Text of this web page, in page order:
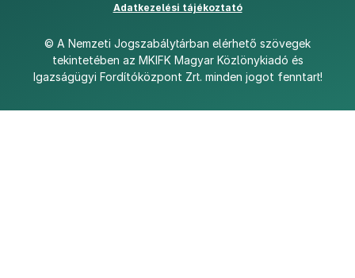
Adatkezelési tájékoztató
© A Nemzeti Jogszabálytárban elérhető szövegek
tekintetében az MKIFK Magyar Közlönykiadó és
Igazságügyi Fordítóközpont Zrt. minden jogot fenntart!